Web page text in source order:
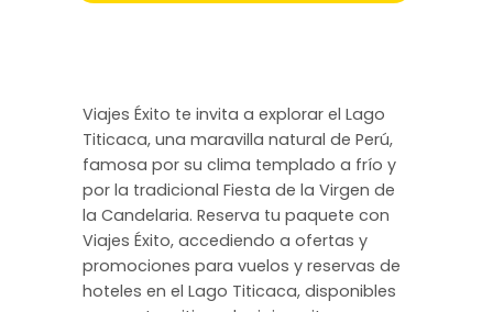
Viajes Éxito te invita a explorar el Lago
Titicaca, una maravilla natural de Perú,
famosa por su clima templado a frío y
por la tradicional Fiesta de la Virgen de
la Candelaria. Reserva tu paquete con
Viajes Éxito, accediendo a ofertas y
promociones para vuelos y reservas de
hoteles en el Lago Titicaca, disponibles